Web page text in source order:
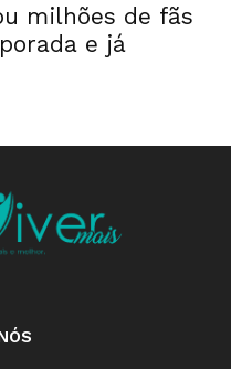
milhões de fãs
e já